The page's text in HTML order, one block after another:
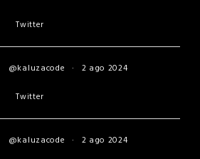
Twitter
@kaluzacode · 2 ago 2024
Twitter
@kaluzacode · 2 ago 2024